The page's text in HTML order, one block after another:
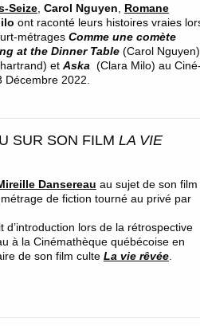
Seize, Carol Nguyen
Romane
ont raconté leurs histoires vraies
métrages Comme une comète
at the Dinner Table(Carol
et Aska (Clara Milo) au
Décembre 2022.
SUR SON FILM LA VIE
Dansereau au sujet de son film
de fiction tourné au privé par
d’introduction lors de la rétrospective
à la Cinémathèque québécoise en
de son film culte La vie rêvée.